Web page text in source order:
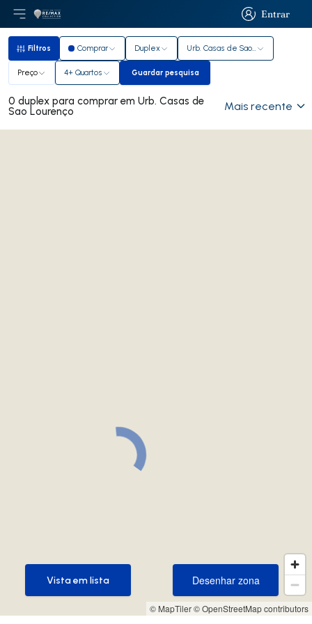
Entrar
Entrar
Abri menu principal
LogoIr para página inicial
Filtros
Filtros Comprar Duplex Urb. Casas de Sao Lourenço
Preço 4+ Quartos Guardar pesquisa
Guardar pesquisa
0 duplex para comprar em Urb. Casas de
Sao Lourenço Mais recente
© MapTiler© OpenStreetMap contributors
Desenhar zona
Desenhar zona
Vista em lista
Vista em lista